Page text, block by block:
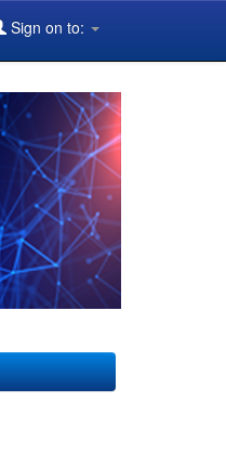
Sign on to: